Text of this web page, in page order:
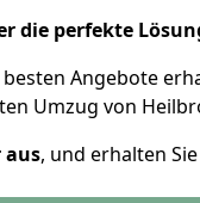
die perfekte
Angebote
Umzug von
aus, und erhalten